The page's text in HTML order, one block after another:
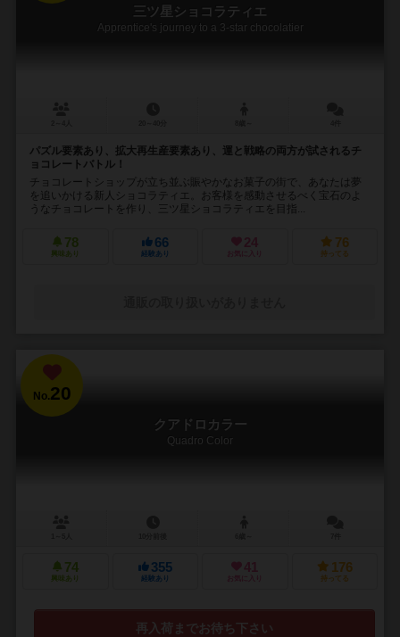
三ツ星ショコラティエ
Apprentice's journey to a 3-star chocolatier
パズル要素あり、拡大再生産要素あり、運と戦略の両方が試されるチ
ョコレートバトル！
チョコレートショップが立ち並ぶ賑やかなお菓子の街で、あなたは夢
を追いかける新人ショコラティエ。お客様を感動させるべく宝石のよ
うなチョコレートを作り、三ツ星ショコラティエを目指...
78
興味あり
66
経験あり
24
お気に入り
76
持ってる
No.20
クアドロカラー
Quadro Color
74
興味あり
355
経験あり
41
お気に入り
176
持ってる
再入荷までお待ち下さい